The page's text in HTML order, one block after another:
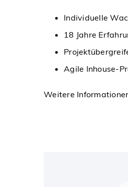
Individuelle
18 Jahre
Agile Inhouse-
Weitere